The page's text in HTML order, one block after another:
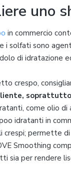
uno
in commercio
i solfati sono
di idratazione
crespo,
come olio di
idratanti in
crespi; permette
Smoothing
sia per rendere